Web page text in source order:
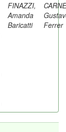
FINAZZI,
Amanda
Baricatti
Ferrer